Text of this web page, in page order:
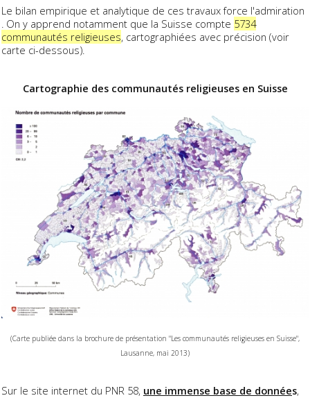
Le bilan empirique et analytique de ces travaux force l'admiration
. On y apprend notamment que la Suisse compte 5734
communautés religieuses, cartographiées avec précision (voir
carte ci-dessous).
Cartographie des communautés religieuses en Suisse
(Carte publiée dans la brochure de présentation "Les communautés religieuses en Suisse",
Lausanne, mai 2013)
Sur le site internet du PNR 58, une immense base de données,